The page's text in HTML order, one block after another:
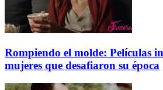
Rompiendo el molde: Películas
mujeres que desafiaron su época